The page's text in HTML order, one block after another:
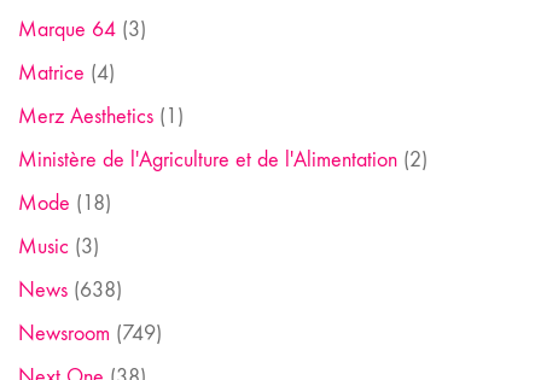
Marque 64 (3)
Matrice (4)
Merz Aesthetics (1)
Ministère de l'Agriculture et de l'Alimentation (2)
Mode (18)
Music (3)
News (638)
Newsroom (749)